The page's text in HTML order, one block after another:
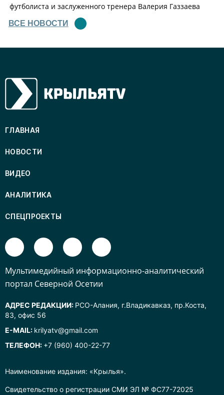
футболиста и заслуженного тренера Валерия Газзаева
ВСЕ НОВОСТИ
Наименование издания: «Крылья».
Свидетельство о регистрации СМИ ЭЛ № ФС77-72025
ГЛАВНАЯ
НОВОСТИ
ВИДЕО
АНАЛИТИКА
СПЕЦПРОЕКТЫ
Mультимедийный информационно-аналитический
портал Северной Осетии
АДРЕС РЕДАКЦИИ: РСО-Алания, г.Владикавказ, пр.Коста,
83, офис 56
E-MAIL: krilyatv@gmail.com
ТЕЛЕФОН: +7 (960) 400-22-77